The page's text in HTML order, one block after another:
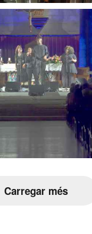
Carregar més